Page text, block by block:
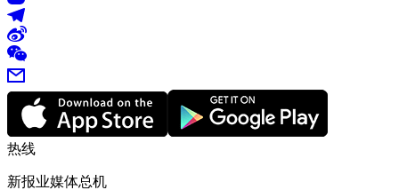
热线
新报业媒体总机